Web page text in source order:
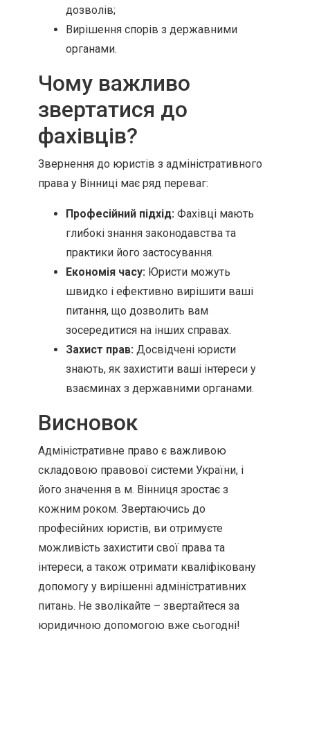
дозволів;
Вирішення спорів з державними
органами.
Чому важливо
звертатися до
фахівців?
Звернення до юристів з адміністративного
права у Вінниці має ряд переваг:
Професійний підхід: Фахівці мають
глибокі знання законодавства та
практики його застосування.
Економія часу: Юристи можуть
швидко і ефективно вирішити ваші
питання, що дозволить вам
зосередитися на інших справах.
Захист прав: Досвідчені юристи
знають, як захистити ваші інтереси у
взаєминах з державними органами.
Висновок
Адміністративне право є важливою
складовою правової системи України, і
його значення в м. Вінниця зростає з
кожним роком. Звертаючись до
професійних юристів, ви отримуєте
можливість захистити свої права та
інтереси, а також отримати кваліфіковану
допомогу у вирішенні адміністративних
питань. Не зволікайте – звертайтеся за
юридичною допомогою вже сьогодні!